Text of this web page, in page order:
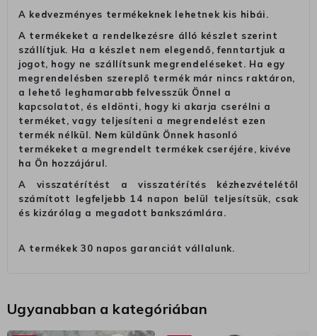
A kedvezményes termékeknek lehetnek kis hibái.
A termékeket a rendelkezésre álló készlet szerint
szállítjuk. Ha a készlet nem elegendő, fenntartjuk a
jogot, hogy ne szállítsunk megrendeléseket. Ha egy
megrendelésben szereplő termék már nincs raktáron,
a lehető leghamarabb felvesszük Önnel a
kapcsolatot, és eldönti, hogy ki akarja cserélni a
terméket, vagy teljesíteni a megrendelést ezen
termék nélkül. Nem küldünk Önnek hasonló
termékeket a megrendelt termékek cseréjére, kivéve
ha Ön hozzájárul.
A visszatérítést a visszatérítés kézhezvételétől
számított legfeljebb 14 napon belül teljesítsük, csak
és kizárólag a megadott bankszámlára.
A termékek 30 napos garanciát vállalunk.
Ugyanabban a kategóriában